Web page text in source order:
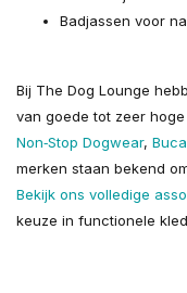
Badjassen voor
Bij The Dog Lounge
van goede tot zeer
Non‑Stop Dogwear,
merken staan bekend
Bekijk ons volledige
keuze in functionele